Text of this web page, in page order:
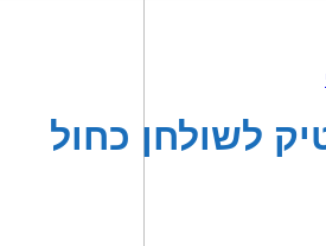
לשולחן כחול